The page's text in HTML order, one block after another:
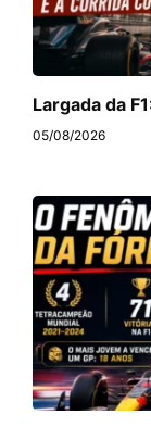
Largada da
05/08/2026